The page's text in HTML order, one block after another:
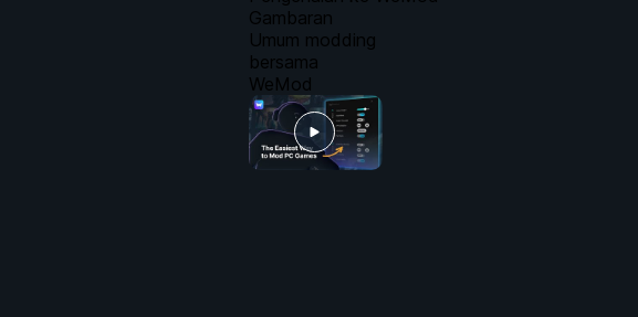
Gambaran
Umum modding
bersama
WeMod